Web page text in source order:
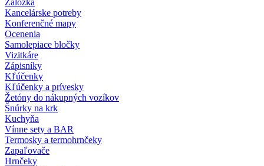
Záložka
Kancelárske potreby
Konferenčné mapy
Ocenenia
Samolepiace bločky
Vizitkáre
Zápisníky
Kľúčenky
Kľúčenky a prívesky
Žetóny do nákupných vozíkov
Šnúrky na krk
Kuchyňa
Vínne sety a BAR
Termosky a termohrnčeky
Zapaľovače
Hrnčeky